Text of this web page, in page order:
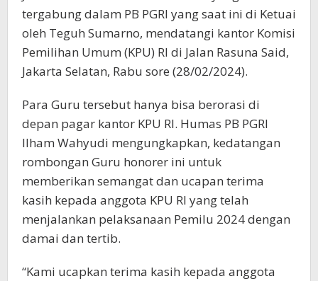
tergabung dalam PB PGRI yang saat ini di Ketuai
oleh Teguh Sumarno, mendatangi kantor Komisi
Pemilihan Umum (KPU) RI di Jalan Rasuna Said,
Jakarta Selatan, Rabu sore (28/02/2024).
Para Guru tersebut hanya bisa berorasi di
depan pagar kantor KPU RI. Humas PB PGRI
Ilham Wahyudi mengungkapkan, kedatangan
rombongan Guru honorer ini untuk
memberikan semangat dan ucapan terima
kasih kepada anggota KPU RI yang telah
menjalankan pelaksanaan Pemilu 2024 dengan
damai dan tertib.
“Kami ucapkan terima kasih kepada anggota